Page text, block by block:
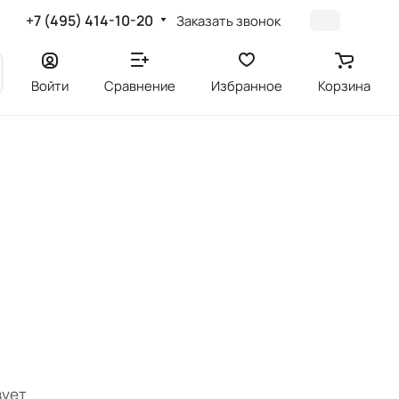
+7 (495) 414-10-20 Заказать звонок
Войти Сравнение Избранное Корзина